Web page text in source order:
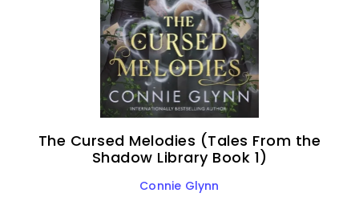
The Cursed Melodies (Tales From the
Shadow Library Book 1)
Connie Glynn